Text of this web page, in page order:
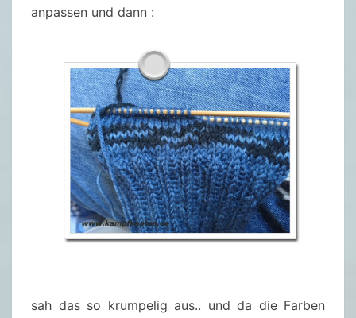
anpassen und dann :
sah das so krumpelig aus.. und da die Farben